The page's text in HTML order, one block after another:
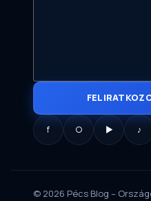
f ○ ▶ ♪
© 2026 Pécs Blog –